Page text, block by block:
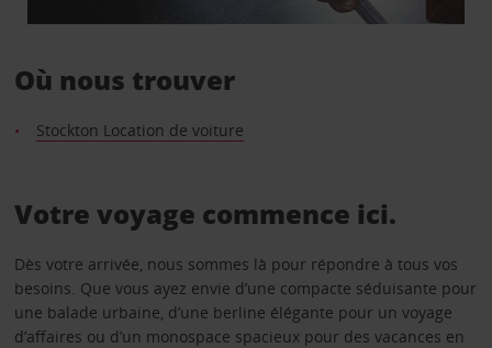
Où nous trouver
Stockton Location de voiture
Votre voyage commence ici.
Dès votre arrivée, nous sommes là pour répondre à tous vos
besoins. Que vous ayez envie d’une compacte séduisante pour
une balade urbaine, d’une berline élégante pour un voyage
d’affaires ou d’un monospace spacieux pour des vacances en